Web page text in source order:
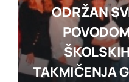
ODRŽAN
TAKMIČENJA